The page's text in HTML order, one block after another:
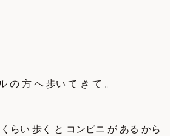
の 方 へ 歩い て き て 。
らい 歩く と コンビニ が ある から